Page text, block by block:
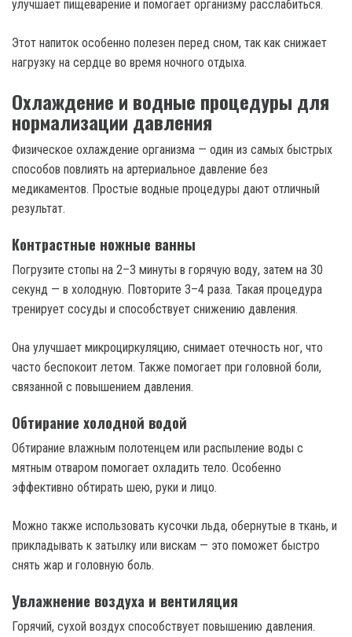
улучшает пищеварение и помогает организму расслабиться.
Этот напиток особенно полезен перед сном, так как снижает
нагрузку на сердце во время ночного отдыха.
Охлаждение и водные процедуры для
нормализации давления
Физическое охлаждение организма — один из самых быстрых
способов повлиять на артериальное давление без
медикаментов. Простые водные процедуры дают отличный
результат.
Контрастные ножные ванны
Погрузите стопы на 2–3 минуты в горячую воду, затем на 30
секунд — в холодную. Повторите 3–4 раза. Такая процедура
тренирует сосуды и способствует снижению давления.
Она улучшает микроциркуляцию, снимает отечность ног, что
часто беспокоит летом. Также помогает при головной боли,
связанной с повышением давления.
Обтирание холодной водой
Обтирание влажным полотенцем или распыление воды с
мятным отваром помогает охладить тело. Особенно
эффективно обтирать шею, руки и лицо.
Можно также использовать кусочки льда, обернутые в ткань, и
прикладывать к затылку или вискам — это поможет быстро
снять жар и головную боль.
Увлажнение воздуха и вентиляция
Горячий, сухой воздух способствует повышению давления.